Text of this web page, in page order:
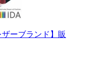
ーブランド】販